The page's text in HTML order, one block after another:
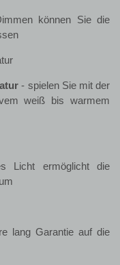
können Sie die
- spielen Sie mit der
weiß bis warmem
Licht ermöglicht die
lang Garantie auf die